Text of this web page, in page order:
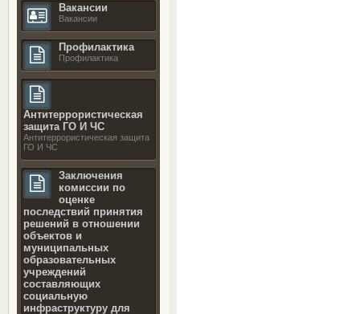
Вакансии
Вакансии
Профилактика
Профилактика
Антитеррористическая
защита ГО И ЧС
Антитеррористическая защита
ГО И ЧС
Заключения
комиссии по
оценке
последствий принятия
решений в отношении
объектов и
муниципальных
образовательных
учреждений
составляющих
социальную
инфраструктуру для